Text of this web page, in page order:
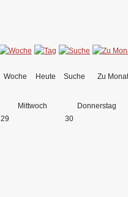
Woche Heute Suche
Zu Monat
Mittwoch
Donnerstag
29 30